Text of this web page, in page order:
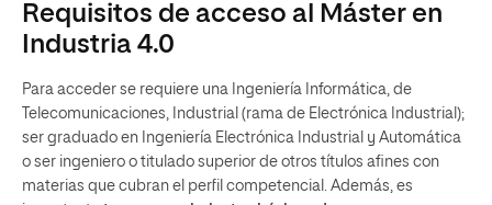
Requisitos de acceso al Máster en
Industria 4.0
Para acceder se requiere una Ingeniería Informática, de
Telecomunicaciones, Industrial (rama de Electrónica Industrial);
ser graduado en Ingeniería Electrónica Industrial y Automática
o ser ingeniero o titulado superior de otros títulos afines con
materias que cubran el perfil competencial. Además, es